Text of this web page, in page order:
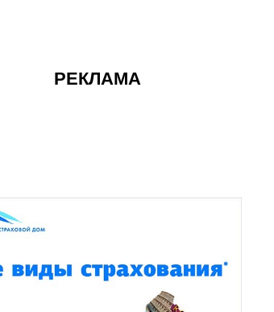
РЕКЛАМА